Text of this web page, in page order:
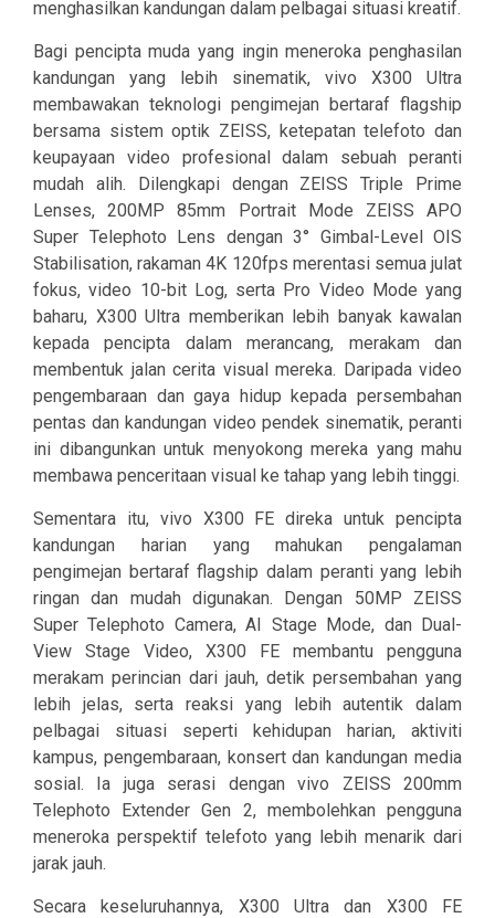
menghasilkan kandungan dalam pelbagai situasi kreatif.
Bagi pencipta muda yang ingin meneroka penghasilan
kandungan yang lebih sinematik, vivo X300 Ultra
membawakan teknologi pengimejan bertaraf flagship
bersama sistem optik ZEISS, ketepatan telefoto dan
keupayaan video profesional dalam sebuah peranti
mudah alih. Dilengkapi dengan ZEISS Triple Prime
Lenses, 200MP 85mm Portrait Mode ZEISS APO
Super Telephoto Lens dengan 3° Gimbal-Level OIS
Stabilisation, rakaman 4K 120fps merentasi semua julat
fokus, video 10-bit Log, serta Pro Video Mode yang
baharu, X300 Ultra memberikan lebih banyak kawalan
kepada pencipta dalam merancang, merakam dan
membentuk jalan cerita visual mereka. Daripada video
pengembaraan dan gaya hidup kepada persembahan
pentas dan kandungan video pendek sinematik, peranti
ini dibangunkan untuk menyokong mereka yang mahu
membawa penceritaan visual ke tahap yang lebih tinggi.
Sementara itu, vivo X300 FE direka untuk pencipta
kandungan harian yang mahukan pengalaman
pengimejan bertaraf flagship dalam peranti yang lebih
ringan dan mudah digunakan. Dengan 50MP ZEISS
Super Telephoto Camera, AI Stage Mode, dan Dual-
View Stage Video, X300 FE membantu pengguna
merakam perincian dari jauh, detik persembahan yang
lebih jelas, serta reaksi yang lebih autentik dalam
pelbagai situasi seperti kehidupan harian, aktiviti
kampus, pengembaraan, konsert dan kandungan media
sosial. Ia juga serasi dengan vivo ZEISS 200mm
Telephoto Extender Gen 2, membolehkan pengguna
meneroka perspektif telefoto yang lebih menarik dari
jarak jauh.
Secara keseluruhannya, X300 Ultra dan X300 FE